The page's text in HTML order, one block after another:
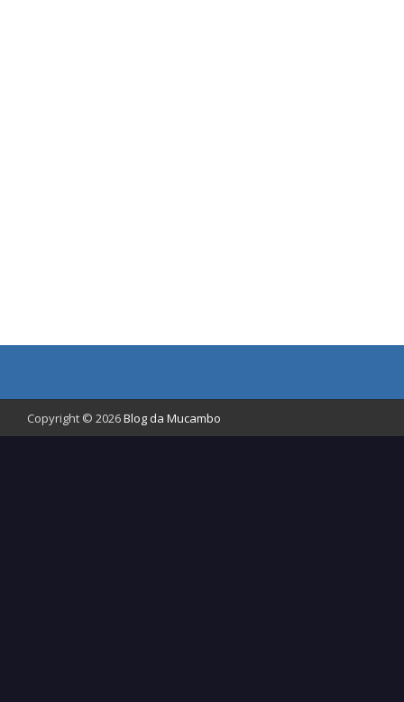
Copyright © 2026Blog da Mucambo